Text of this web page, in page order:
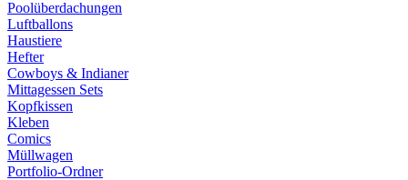
Poolüberdachungen
Luftballons
Haustiere
Hefter
Cowboys & Indianer
Mittagessen Sets
Kopfkissen
Kleben
Comics
Müllwagen
Portfolio-Ordner